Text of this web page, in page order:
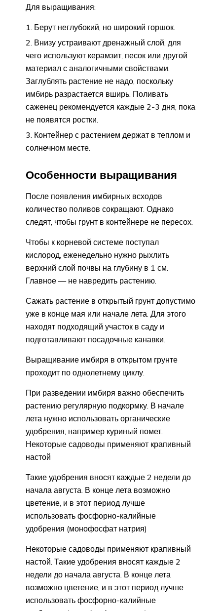
Для выращивания:
Берут неглубокий, но широкий горшок.
Внизу устраивают дренажный слой, для
чего используют керамзит, песок или другой
материал с аналогичными свойствами.
Заглублять растение не надо, поскольку
имбирь разрастается вширь. Поливать
саженец рекомендуется каждые 2-3 дня, пока
не появятся ростки.
Контейнер с растением держат в теплом и
солнечном месте.
Особенности выращивания
После появления имбирных всходов
количество поливов сокращают. Однако
следят, чтобы грунт в контейнере не пересох.
Чтобы к корневой системе поступал
кислород, еженедельно нужно рыхлить
верхний слой почвы на глубину в 1 см.
Главное — не навредить растению.
Сажать растение в открытый грунт допустимо
уже в конце мая или начале лета. Для этого
находят подходящий участок в саду и
подготавливают посадочные канавки.
Выращивание имбиря в открытом грунте
проходит по однолетнему циклу.
При разведении имбиря важно обеспечить
растению регулярную подкормку. В начале
лета нужно использовать органические
удобрения, например куриный помет.
Некоторые садоводы применяют крапивный
настой
Такие удобрения вносят каждые 2 недели до
начала августа. В конце лета возможно
цветение, и в этот период лучше
использовать фосфорно-калийные
удобрения (монофосфат натрия)
Некоторые садоводы применяют крапивный
настой. Такие удобрения вносят каждые 2
недели до начала августа. В конце лета
возможно цветение, и в этот период лучше
использовать фосфорно-калийные